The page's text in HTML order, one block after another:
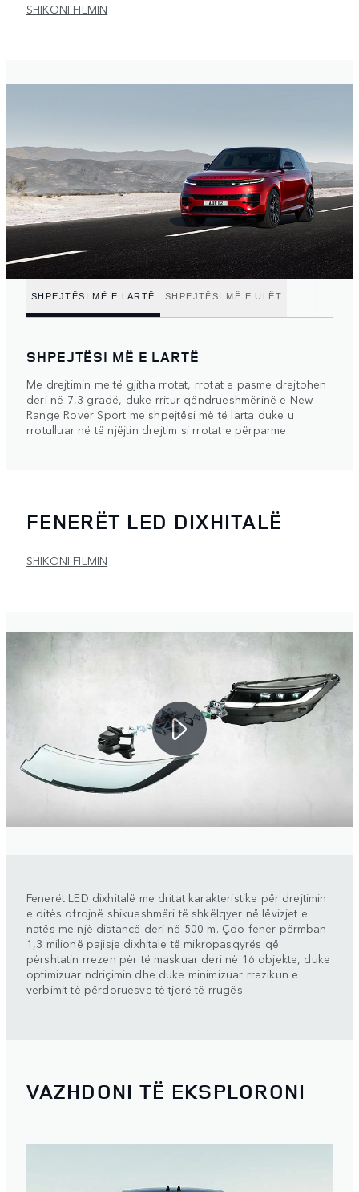
SHIKONI FILMIN
SHPEJTËSI MË E LARTË SHPEJTËSI MË E ULËT
SHPEJTËSI MË E LARTË
Me drejtimin me të gjitha rrotat, rrotat e pasme drejtohen
deri në 7,3 gradë, duke rritur qëndrueshmërinë e New
Range Rover Sport me shpejtësi më të larta duke u
rrotulluar në të njëjtin drejtim si rrotat e përparme.
FENERËT LED DIXHITALË
SHIKONI FILMIN
Fenerët LED dixhitalë me dritat karakteristike për drejtimin
e ditës ofrojnë shikueshmëri të shkëlqyer në lëvizjet e
natës me një distancë deri në 500 m. Çdo fener përmban
1,3 milionë pajisje dixhitale të mikropasqyrës që
përshtatin rrezen për të maskuar deri në 16 objekte, duke
optimizuar ndriçimin dhe duke minimizuar rrezikun e
verbimit të përdoruesve të tjerë të rrugës.
VAZHDONI TË EKSPLORONI